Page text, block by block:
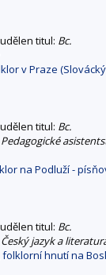
titul: Bc.
v Praze
titul: Bc.
Pedagogické
na Podluží -
titul: Bc.
Český jazyk a
folklorní hnutí na